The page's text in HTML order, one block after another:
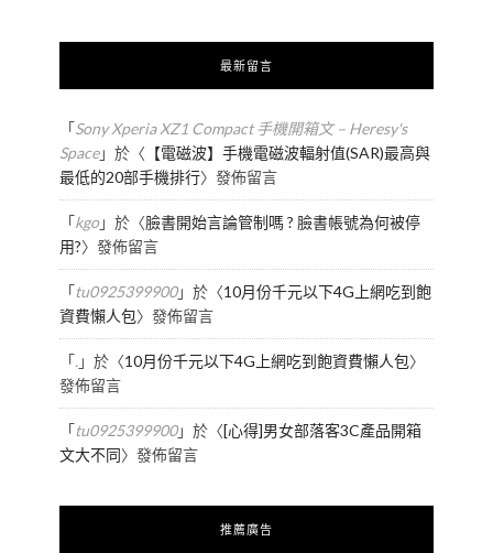
最新留言
「Sony Xperia XZ1 Compact 手機開箱文 – Heresy's
Space」於〈 【電磁波】手機電磁波輻射值(SAR)最高與
最低的20部手機排行〉發佈留言
「kgo」於〈臉書開始言論管制嗎 ? 臉書帳號為何被停
用?〉發佈留言
「tu0925399900」於〈10月份千元以下4G上網吃到飽
資費懶人包〉發佈留言
「.」於〈10月份千元以下4G上網吃到飽資費懶人包〉
發佈留言
「tu0925399900」於〈[心得]男女部落客3C產品開箱
文大不同〉發佈留言
推薦廣告